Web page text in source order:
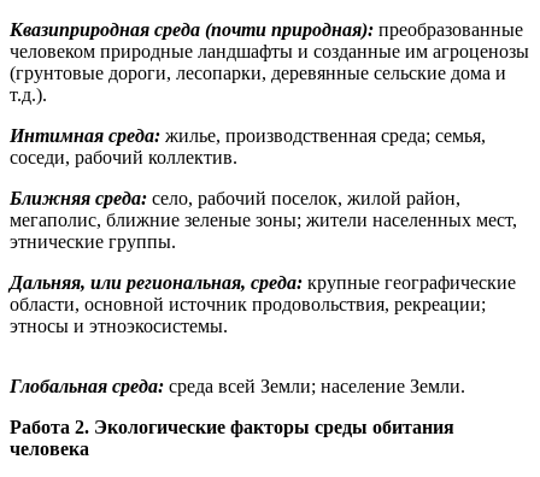
Квазиприродная среда (почти природная): преобразованные
человеком природные ландшафты и созданные им агроценозы
(грунтовые дороги, лесопарки, деревянные сельские дома и
т.д.).
Интимная среда: жилье, производственная среда; семья,
соседи, рабочий коллектив.
Ближняя среда: село, рабочий поселок, жилой район,
мегаполис, ближние зеленые зоны; жители населенных мест,
этнические группы.
Дальняя, или региональная, среда: крупные географические
области, основной источник продовольствия, рекреации;
этносы и этноэкосистемы.
Глобальная среда: среда всей Земли; население Земли.
Работа 2. Экологические факторы среды обитания
человека